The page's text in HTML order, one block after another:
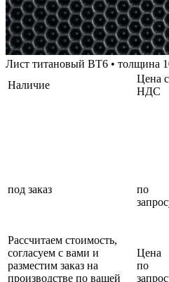
Лист титановый ВТ6 • толщина
Наличие
Цена с
НДС
под заказ
Рассчитаем стоимость,
согласуем с вами и
разместим заказ на
производстве по вашей
по
Цена
по